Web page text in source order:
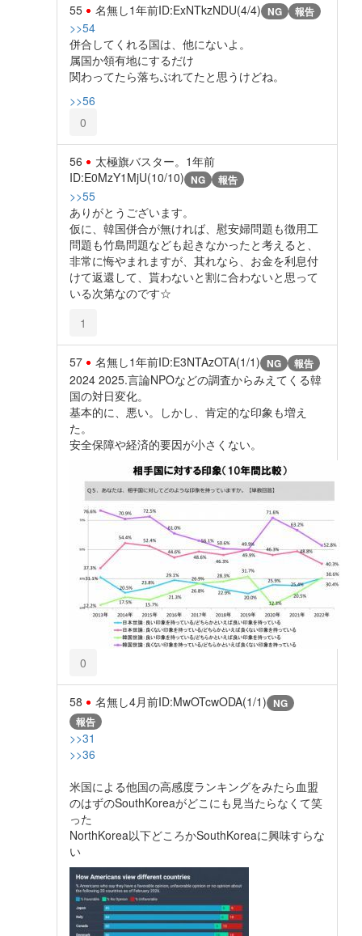
55 名無し1年前ID:ExNTkzNDU(4/4) NG 報告
>>54
併合してくれる国は、他にないよ。
属国か領有地にするだけ
関わってたら落ちぶれてたと思うけどね。
>>56
0
56 太極旗バスター。 1年前
ID:E0MzY1MjU(10/10) NG 報告
>>55
ありがとうございます。
仮に、韓国併合が無ければ、慰安婦問題も徴用工
問題も竹島問題なども起きなかったと考えると、
非常に悔やまれますが、其れなら、お金を利息付
けて返還して、貰わないと割に合わないと思って
いる次第なのです☆
1
57 名無し1年前ID:E3NTAzOTA(1/1) NG 報告
2024 2025.言論NPOなどの調査からみえてくる韓
国の対日変化。
基本的に、悪い。しかし、肯定的な印象も増え
た。
安全保障や経済的要因が小さくない。
0
58 名無し4月前ID:MwOTcwODA(1/1) NG
報告
>>31
>>36
米国による他国の高感度ランキングをみたら血盟
のはずのSouthKoreaがどこにも見当たらなくて笑
った
NorthKorea以下どころかSouthKoreaに興味すらな
い